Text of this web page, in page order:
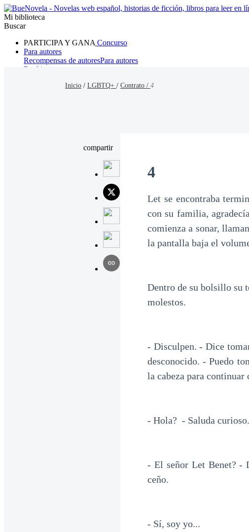
Mi biblioteca
Buscar
PARTICIPA Y GANA Concurso
Para autores
Recompensas de autoresPara autores
Ranking
Inicio / LGBTQ+ / Contrato / 4
compartir
4
Let se encontraba
con su familia,
comienza a sonar,
la pantalla baja el
Dentro de su bolsillo su
molestos.
- Disculpen. - Dice
desconocido. - Puedo
la cabeza para
- Hola? - Saluda curioso.
- El señor Let Benet? -
ceño.
- Sí, soy yo...